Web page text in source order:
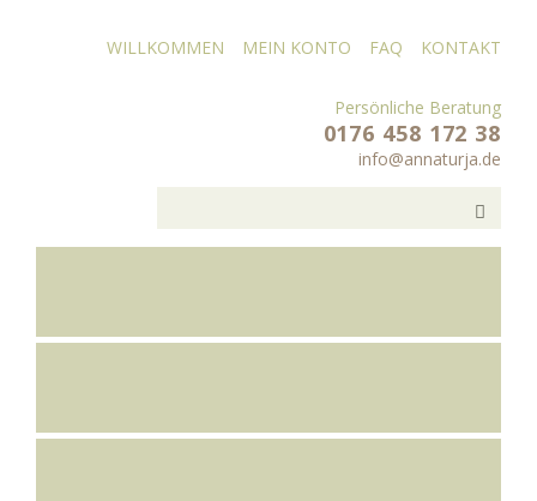
WILLKOMMEN MEIN KONTO FAQ KONTAKT
Persönliche Beratung
0176 458 172 38
info@annaturja.de